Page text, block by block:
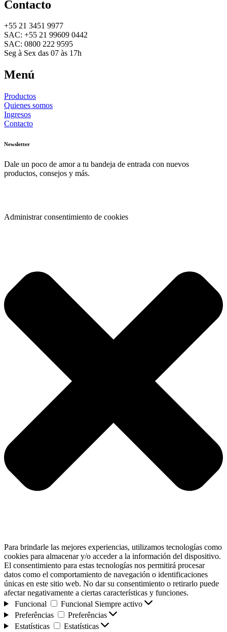
Contacto
+55 21 3451 9977
SAC: +55 21 99609 0442
SAC: 0800 222 9595
Seg à Sex das 07 às 17h
Menú
Productos
Quienes somos
Ingresos
Contacto
Newsletter
Dale un poco de amor a tu bandeja de entrada con nuevos
productos, consejos y más.
Administrar consentimiento de cookies
Para brindarle las mejores experiencias, utilizamos tecnologías como
cookies para almacenar y/o acceder a la información del dispositivo.
El consentimiento para estas tecnologías nos permitirá procesar
datos como el comportamiento de navegación o identificaciones
únicas en este sitio web. No dar su consentimiento o retirarlo puede
afectar negativamente a ciertas características y funciones.
Funcional
Funcional Siempre activo
Preferências
Preferências
Estatísticas
Estatísticas